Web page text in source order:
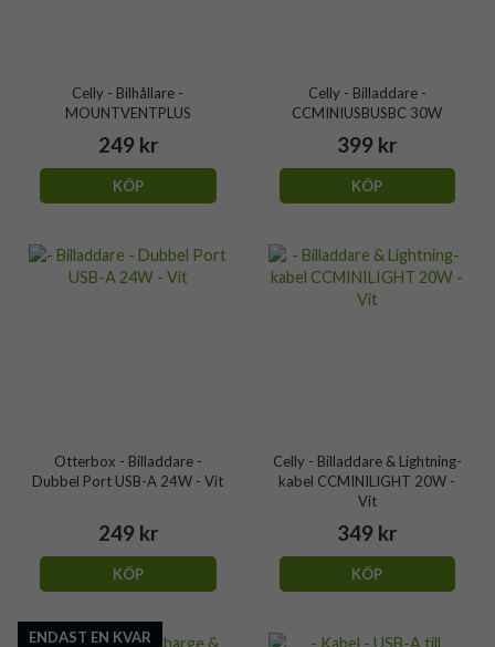
Celly - Bilhållare -
MOUNTVENTPLUS
249 kr
KÖP
Celly - Billaddare -
CCMINIUSBUSBC 30W
399 kr
KÖP
Otterbox - Billaddare -
Dubbel Port USB-A 24W - Vit
249 kr
KÖP
Celly - Billaddare & Lightning-
kabel CCMINILIGHT 20W -
Vit
349 kr
KÖP
ENDAST EN KVAR